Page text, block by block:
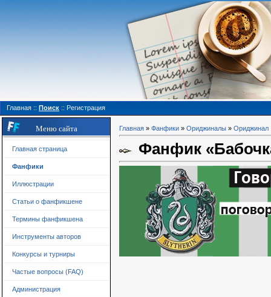
Главная :: Поиск :: Регистрация
Меню сайта
Главная страница
Фанфики
Иллюстрации
Статьи о фанфикшене
Термины фанфикшена
Инструменты авторов
Конкурсы и турниры
Частые вопросы (FAQ)
Администрация
Главная » Фанфики » Ориджиналы » Ориджинал
Фанфик